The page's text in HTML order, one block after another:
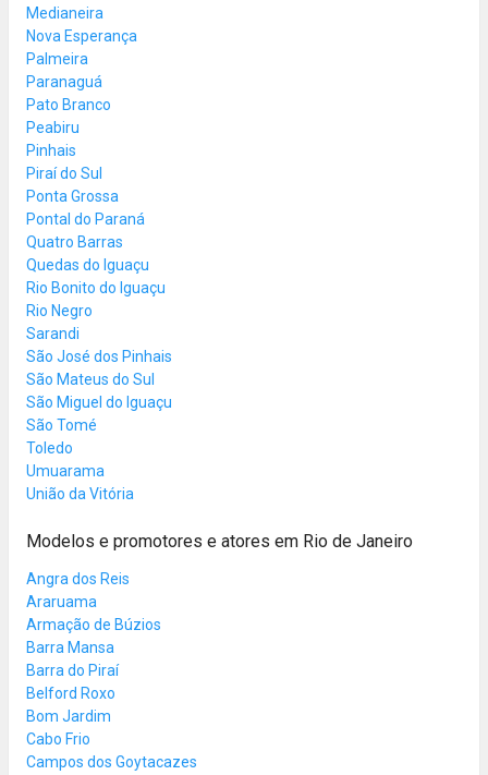
Medianeira
Nova Esperança
Palmeira
Paranaguá
Pato Branco
Peabiru
Pinhais
Piraí do Sul
Ponta Grossa
Pontal do Paraná
Quatro Barras
Quedas do Iguaçu
Rio Bonito do Iguaçu
Rio Negro
Sarandi
São José dos Pinhais
São Mateus do Sul
São Miguel do Iguaçu
São Tomé
Toledo
Umuarama
União da Vitória
Modelos e promotores e atores em Rio de Janeiro
Angra dos Reis
Araruama
Armação de Búzios
Barra Mansa
Barra do Piraí
Belford Roxo
Bom Jardim
Cabo Frio
Campos dos Goytacazes